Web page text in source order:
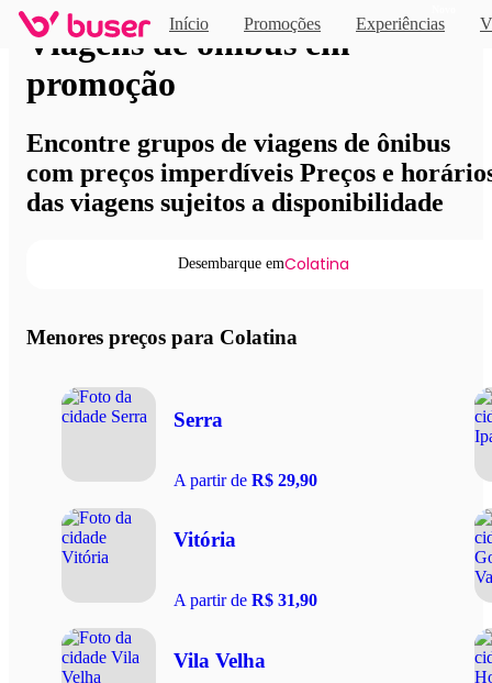
Início Promoções Experiências
Viagens de ônibus em
promoção
Encontre grupos de viagens de ônibus
com preços imperdíveis Preços e
das viagens sujeitos a disponibilidade
Desembarque emColatina
Menores preços para Colatina
Serra
A partir de R$ 29,90
Vitória
A partir de R$ 31,90
Vila Velha